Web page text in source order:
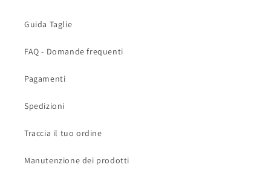
Guida Taglie
FAQ - Domande frequenti
Pagamenti
Spedizioni
Traccia il tuo ordine
Manutenzione dei prodotti